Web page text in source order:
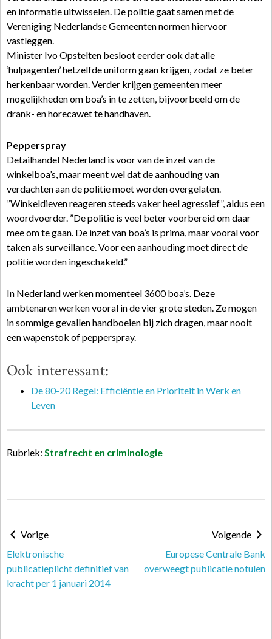
en informatie uitwisselen. De politie gaat samen met de
Vereniging Nederlandse Gemeenten normen hiervoor
vastleggen.
Minister Ivo Opstelten besloot eerder ook dat alle
‘hulpagenten’ hetzelfde uniform gaan krijgen, zodat ze beter
herkenbaar worden. Verder krijgen gemeenten meer
mogelijkheden om boa’s in te zetten, bijvoorbeeld om de
drank- en horecawet te handhaven.
Pepperspray
Detailhandel Nederland is voor van de inzet van de
winkelboa’s, maar meent wel dat de aanhouding van
verdachten aan de politie moet worden overgelaten.
”Winkeldieven reageren steeds vaker heel agressief”, aldus een
woordvoerder. ”De politie is veel beter voorbereid om daar
mee om te gaan. De inzet van boa’s is prima, maar vooral voor
taken als surveillance. Voor een aanhouding moet direct de
politie worden ingeschakeld.”
In Nederland werken momenteel 3600 boa’s. Deze
ambtenaren werken vooral in de vier grote steden. Ze mogen
in sommige gevallen handboeien bij zich dragen, maar nooit
een wapenstok of pepperspray.
Ook interessant:
De 80-20 Regel: Efficiëntie en Prioriteit in Werk en
Leven
Rubriek: Strafrecht en criminologie
Vorige
Elektronische
publicatieplicht definitief van
kracht per 1 januari 2014
Volgende
Europese Centrale Bank
overweegt publicatie notulen